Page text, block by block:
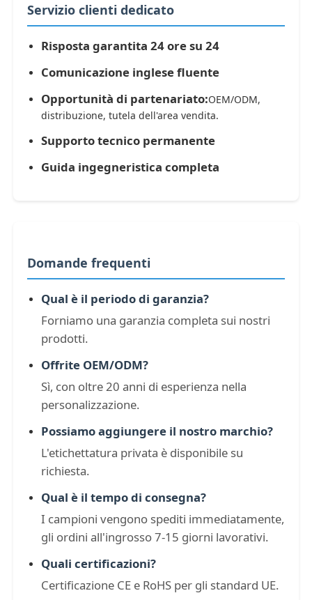
Servizio clienti dedicato
Risposta garantita 24 ore su 24
Comunicazione inglese fluente
Opportunità di partenariato:OEM/ODM,
distribuzione, tutela dell'area vendita.
Supporto tecnico permanente
Guida ingegneristica completa
Domande frequenti
Qual è il periodo di garanzia?
Forniamo una garanzia completa sui nostri
prodotti.
Offrite OEM/ODM?
Sì, con oltre 20 anni di esperienza nella
personalizzazione.
Possiamo aggiungere il nostro marchio?
L'etichettatura privata è disponibile su
richiesta.
Qual è il tempo di consegna?
I campioni vengono spediti immediatamente,
gli ordini all'ingrosso 7-15 giorni lavorativi.
Quali certificazioni?
Certificazione CE e RoHS per gli standard UE.